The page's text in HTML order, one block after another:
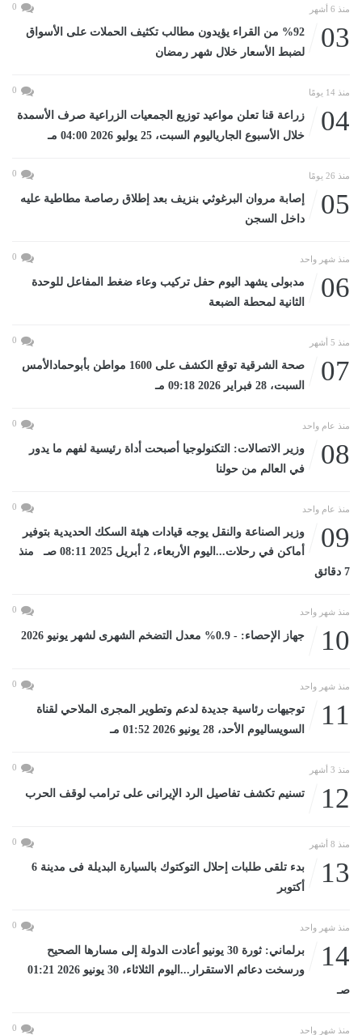
منذ 6 أشهر 0
03
%92 من القراء يؤيدون مطالب تكثيف الحملات على الأسواق
لضبط الأسعار خلال شهر رمضان
منذ 14 يومًا 0
04
زراعة قنا تعلن مواعيد توزيع الجمعيات الزراعية صرف الأسمدة
خلال الأسبوع الجارياليوم السبت، 25 يوليو 2026 04:00 مـ
منذ 26 يومًا 0
05
إصابة مروان البرغوثي بنزيف بعد إطلاق رصاصة مطاطية عليه
داخل السجن
منذ شهر واحد 0
06
مدبولى يشهد اليوم حفل تركيب وعاء ضغط المفاعل للوحدة
الثانية لمحطة الضبعة
منذ 5 أشهر 0
07
صحة الشرقية توقع الكشف على 1600 مواطن بأبوحمادالأمس
السبت، 28 فبراير 2026 09:18 مـ
منذ عام واحد 0
08
وزير الاتصالات: التكنولوجيا أصبحت أداة رئيسية لفهم ما يدور
في العالم من حولنا
منذ عام واحد 0
09
وزير الصناعة والنقل يوجه قيادات هيئة السكك الحديدية بتوفير
أماكن في رحلات...اليوم الأربعاء، 2 أبريل 2025 08:11 صـ منذ
7 دقائق
منذ شهر واحد 0
10 جهاز الإحصاء: - 0.9% معدل التضخم الشهرى لشهر يونيو 2026
منذ شهر واحد 0
11
توجيهات رئاسية جديدة لدعم وتطوير المجرى الملاحي لقناة
السويساليوم الأحد، 28 يونيو 2026 01:52 مـ
منذ 3 أشهر 0
12 تسنيم تكشف تفاصيل الرد الإيرانى على ترامب لوقف الحرب
منذ 8 أشهر 0
13
بدء تلقى طلبات إحلال التوكتوك بالسيارة البديلة فى مدينة 6
أكتوبر
منذ شهر واحد 0
14
برلماني: ثورة 30 يونيو أعادت الدولة إلى مسارها الصحيح
ورسخت دعائم الاستقرار...اليوم الثلاثاء، 30 يونيو 2026 01:21
صـ
منذ شهر واحد 0